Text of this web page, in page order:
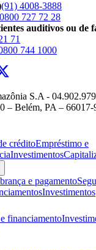
(91) 4008-3888
0800 727 72 28
auditivos ou de
71
744 1000
S.A -
– Belém, PA – 66017-
créditoEmpréstimo e
Investimentos
e pagamento
Investimentos
financiamento